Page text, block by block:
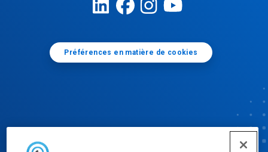
Préférences en matière de cookies